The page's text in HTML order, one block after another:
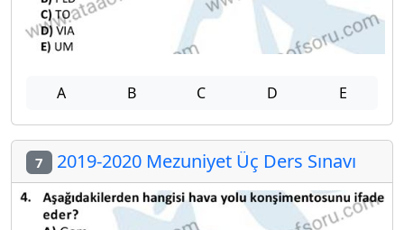
A B C D E
7 2019-2020 Mezuniyet Üç Ders Sınavı